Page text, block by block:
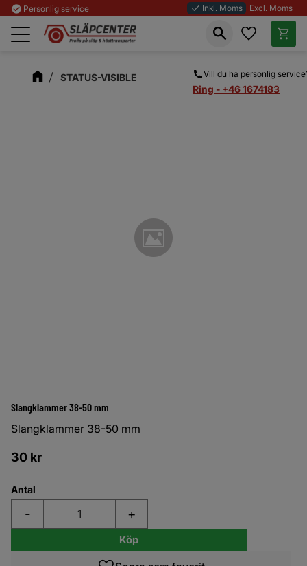
Meny
check_circle Personlig service done Inkl. Moms Excl. Moms
Vill du ha personlig
Ring - +46 1674183
Favoriter
STATUS-VISIBLE
Slangklammer 38-50 mm
Slangklammer 38-50 mm
30 kr
Antal
+
-
Köp